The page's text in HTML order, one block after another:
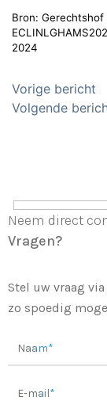
Bron: Gerechtshof
2024
Bericht
navigatie
Vorige bericht
Volgende
Neem direct
Vragen?
Stel uw vraag
zo spoedig